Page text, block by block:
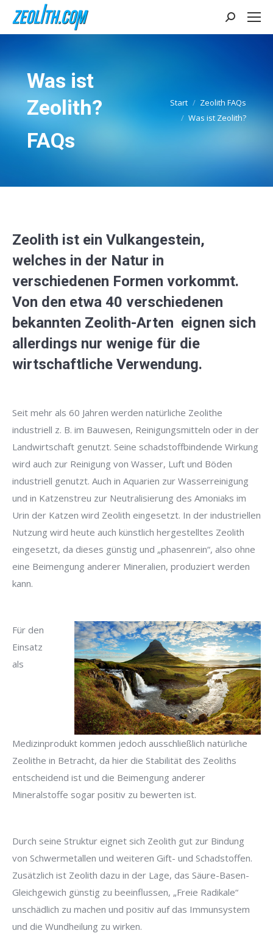
Search:
Was ist
Zeolith?
FAQs
Sie befinden sich hier:
Start
Zeolith FAQs
Was ist Zeolith?
Zeolith ist ein Vulkangestein,
welches in der Natur in
verschiedenen Formen vorkommt.
Von den etwa 40 verschiedenen
bekannten Zeolith-Arten eignen sich
allerdings nur wenige für die
wirtschaftliche Verwendung.
Seit mehr als 60 Jahren werden natürliche Zeolithe
industriell z. B. im Bauwesen, Reinigungsmitteln oder in der
Landwirtschaft genutzt. Seine schadstoffbindende Wirkung
wird auch zur Reinigung von Wasser, Luft und Böden
industriell genutzt. Auch in Aquarien zur Wasserreinigung
und in Katzenstreu zur Neutralisierung des Amoniaks im
Urin der Katzen wird Zeolith eingesetzt. In der industriellen
Nutzung wird heute auch künstlich hergestelltes Zeolith
eingesetzt, da dieses günstig und „phasenrein“, also ohne
eine Beimengung anderer Mineralien, produziert werden
kann.
Für den
Einsatz
als
Medizinprodukt kommen jedoch ausschließlich natürliche
Zeolithe in Betracht, da hier die Stabilität des Zeoliths
entscheidend ist und die Beimengung anderer
Mineralstoffe sogar positiv zu bewerten ist.
Durch seine Struktur eignet sich Zeolith gut zur Bindung
von Schwermetallen und weiteren Gift- und Schadstoffen.
Zusätzlich ist Zeolith dazu in der Lage, das Säure-Basen-
Gleichgewich günstig zu beeinflussen, „Freie Radikale“
unschädlich zu machen und positiv auf das Immunsystem
und die Wundheilung zu wirken.